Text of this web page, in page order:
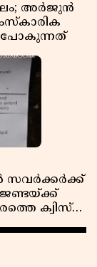
അർജുൻ
പോകുന്നത്
സവർക്കർക്ക്
ക്വിസ്